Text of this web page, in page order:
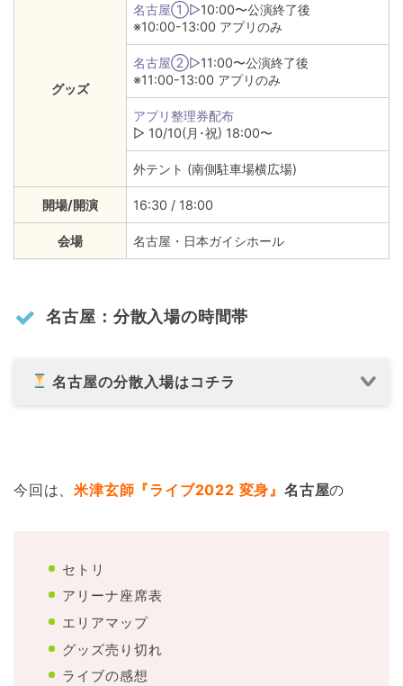
グッズ
名古屋①▷10:00〜公演終了後
※10:00-13:00 アプリのみ
名古屋②▷11:00〜公演終了後
※11:00-13:00 アプリのみ
アプリ整理券配布
▷ 10/10(月･祝) 18:00〜
外テント (南側駐車場横広場)
開場/開演 16:30 / 18:00
会場 名古屋・日本ガイシホール
名古屋：分散入場の時間帯
名古屋の分散入場はコチラ
今回は、米津玄師『ライブ2022 変身』名古屋の
セトリ
アリーナ座席表
エリアマップ
グッズ売り切れ
ライブの感想